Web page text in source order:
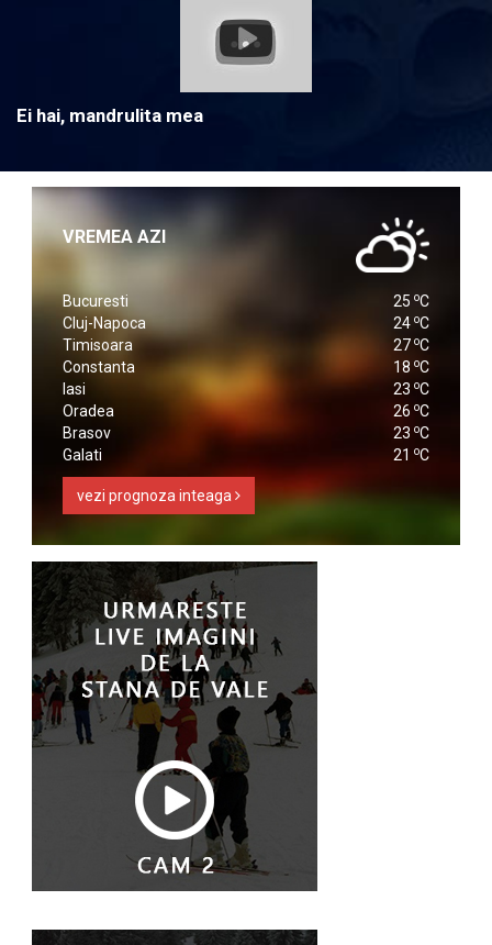
Ei hai, mandrulita mea
VREMEA AZI
Bucuresti 25 oC
Cluj-Napoca
24 oC
Timisoara
27 oC
Constanta
18 oC
Iasi
23 oC
Oradea
26 oC
Brasov
23 oC
Galati
21 oC
vezi prognoza inteaga